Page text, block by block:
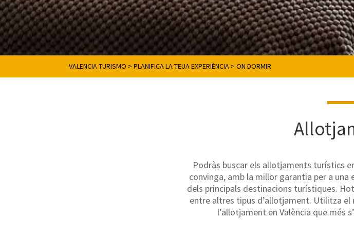
VALENCIA TURISMO >PLANIFICA LA TEUA EXPERIÈNCIA >ON DORMIR
Podràs buscar els allotjaments turístics
convinga, amb la millor garantia per a
dels principals destinacions turístiques.
entre altres tipus d’allotjament. Utilitza
l’allotjament en València que més